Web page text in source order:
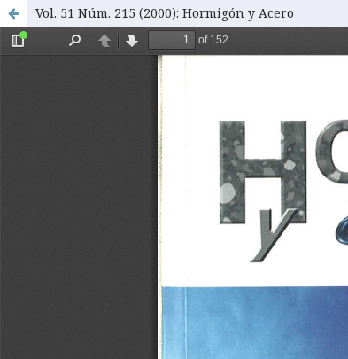
Vol. 51 Núm. 215 (2000): Hormigón y Acero